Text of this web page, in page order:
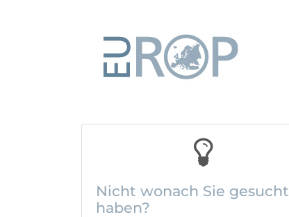
404
Nicht wonach Sie gesucht
haben?